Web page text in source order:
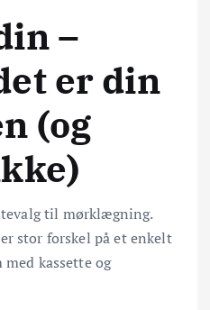
–
er din
(og
til mørklægning.
stor forskel på et enkelt
kassette og